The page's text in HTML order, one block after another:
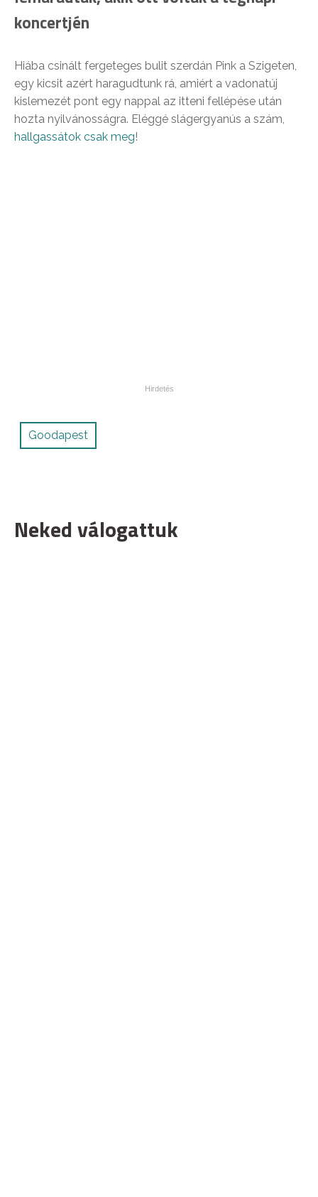
koncertjén
Hiába csinált fergeteges bulit szerdán Pink a Szigeten,
egy kicsit azért haragudtunk rá, amiért a vadonatúj
kislemezét pont egy nappal az itteni fellépése után
hozta nyilvánosságra. Eléggé slágergyanús a szám,
hallgassátok csak meg!
Goodapest
Neked válogattuk